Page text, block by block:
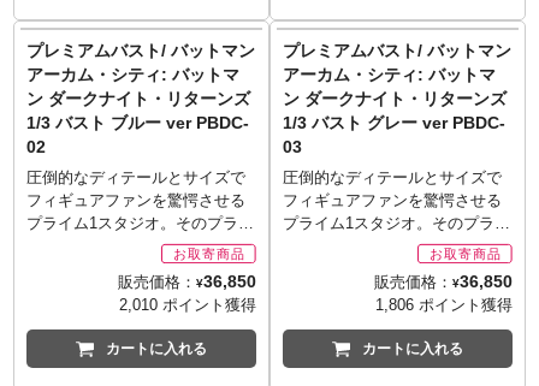
商品をご用意出来ない場合もご
ざいます。
ィガーの大好きな「ぴょんぴょ
んジャンプ」も、尻尾にジョイ
ント3個を使用し可動！そのほか
にも、先端にベースの支柱を挿
す穴が用意され、尻尾で身体を
支えて跳ね回るポーズが再現可
能！陽気でころころと表情の変
わるティガーらしく多数の頭部
＆表情パーツが同梱。両耳もボ
にあわせて動く！プーさんの親
友、小さなブタのピグレットも
付属！全高約4センチのミニフィ
ギュアで、首と腰、両腕の4ヵ所
が回転軸で可動。ドングリのシ
たコンセプトアートをモチーフ
に、戦国の乱世を征服しようと
「第六天魔王」を名乗っていた
戦国ジョーカーを、3D立体造形
の使用により詳細なディテール
まで再現しました。見た目を派
手にデコレーションした大砲、
紫と緑を基調とした陣羽織の衣
装など、「ジョーカー」らしさ
がたっぷりで、大砲にたてられ
た布製旗に「第六天魔王」の文
字が印象的です。
※お取り寄せ商品はご注文後出
荷までに1週間前後必要となりま
プレミアムバスト/ バットマン
アーカム・シティ: バットマ
ン ダークナイト・リターンズ
1/3 バスト ブルー ver PBDC-
02
圧倒的なディテールとサイズで
フィギュアファンを驚愕させる
プライム1スタジオ。そのプライ
ム1スタジオが放つミュージアム
マスターラインと同スケールの
バストモデル「プレミアムバス
ト」新作として、『バットマン
アーカム・シティ』に登場し
た、『ダークナイト・リターン
販売価格： ¥36,850
2,010 ポイント獲得
カートに入れる
プレミアムバスト/ バットマン
アーカム・シティ: バットマ
ン ダークナイト・リターンズ
1/3 バスト グレー ver PBDC-
03
圧倒的なディテールとサイズで
フィギュアファンを驚愕させる
プライム1スタジオ。そのプライ
ム1スタジオが放つミュージアム
マスターラインと同スケールの
バストモデル「プレミアムバス
ト」新作として、『バットマン
アーカム・シティ』に登場し
た、『ダークナイト・リターン
販売価格： ¥36,850
1,806 ポイント獲得
カートに入れる